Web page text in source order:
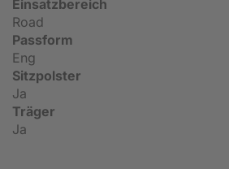
Einsatzbereich
Road
Passform
Eng
Sitzpolster
Ja
Träger
Ja